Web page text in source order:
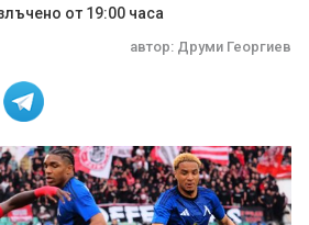
от 19:00 часа
автор: Друми Георгиев